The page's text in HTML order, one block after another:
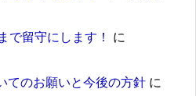
で留守にします！
に
てのお願いと今後の方針 に